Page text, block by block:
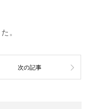
。
次の記事